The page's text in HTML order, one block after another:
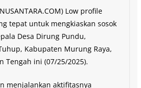
Low profile
tepat untuk mengkiaskan sosok
Desa Dirung Pundu,
Kabupaten Murung Raya,
Tengah ini (07/25/2025).
menjalankan aktifitasnya